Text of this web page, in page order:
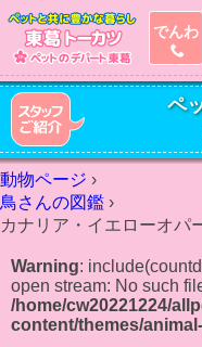
ペ
動物ページ ›
鳥さんの図鑑 ›
カナリア・イエローオパ
Warning:
open stream: No such
/home/cw20221224/
content/themes/
でんわ